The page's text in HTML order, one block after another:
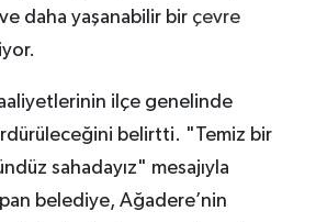
daha yaşanabilir bir çevre
ilçe genelinde
belirtti. "Temiz bir
sahadayız" mesajıyla
belediye, Ağadere’nin